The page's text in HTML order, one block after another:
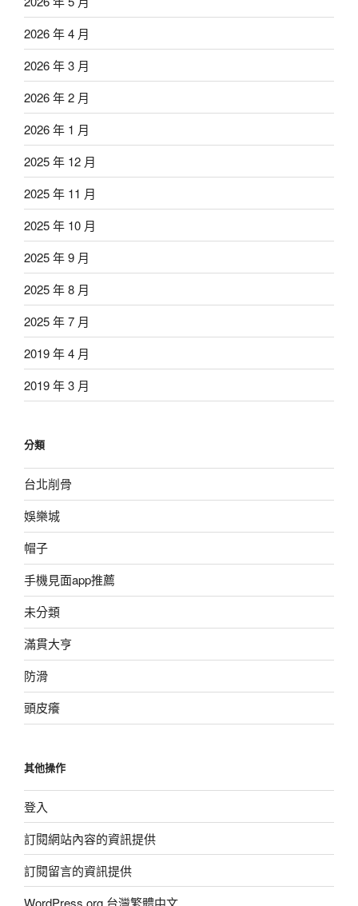
2026 年 4 月
2026 年 3 月
2026 年 2 月
2026 年 1 月
2025 年 12 月
2025 年 11 月
2025 年 10 月
2025 年 9 月
2025 年 8 月
2025 年 7 月
2019 年 4 月
2019 年 3 月
分類
台北削骨
娛樂城
帽子
手機見面app推薦
未分類
滿貫大亨
防滑
頭皮癢
其他操作
登入
訂閱網站內容的資訊提供
訂閱留言的資訊提供
WordPress.org 台灣繁體中文